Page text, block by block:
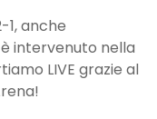
1, anche
intervenuto nella
LIVE grazie al